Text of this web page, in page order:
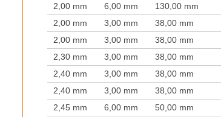
2,00 mm
6,00 mm 130,00 mm
2,00 mm
3,00 mm 38,00 mm
2,00 mm
3,00 mm 38,00 mm
2,30 mm
3,00 mm 38,00 mm
2,40 mm
3,00 mm 38,00 mm
2,40 mm
3,00 mm 38,00 mm
2,45 mm
6,00 mm 50,00 mm